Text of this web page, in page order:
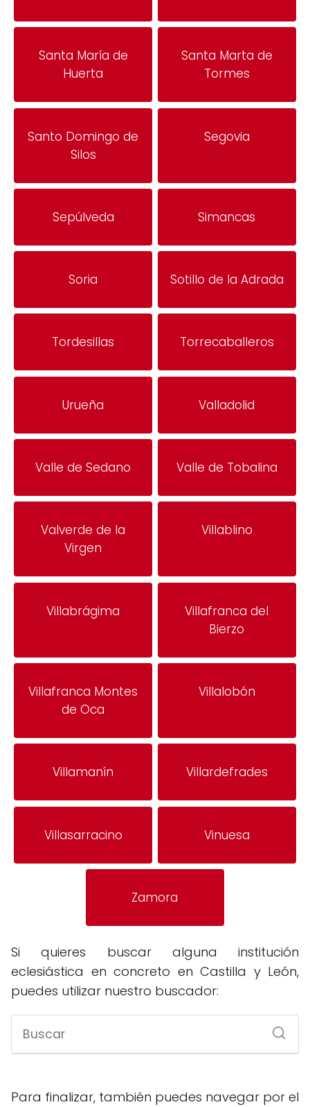
Santa María de
Huerta
Santa Marta de
Tormes
Santo Domingo de
Silos
Segovia
Sepúlveda Simancas
Soria Sotillo de la Adrada
Tordesillas Torrecaballeros
Urueña Valladolid
Valle de Sedano Valle de Tobalina
Valverde de la
Virgen
Villablino
Villabrágima
Villafranca del
Bierzo
Villafranca Montes
de Oca
Villalobón
Villamanín Villardefrades
Villasarracino Vinuesa
Zamora
Si quieres buscar alguna institución
eclesiástica en concreto en Castilla y León,
puedes utilizar nuestro buscador:
Para finalizar, también puedes navegar por el